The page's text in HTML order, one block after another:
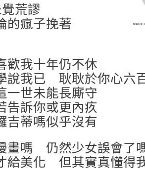
荒謬
的瘋子挽著
我十年仍不休
說我已 耿耿於你心六
世未能長廝守
告訴你或更內疚
吉蒂嗎似乎沒有
畫嗎 仍然少女誤會了
給美化 但其實真懂得